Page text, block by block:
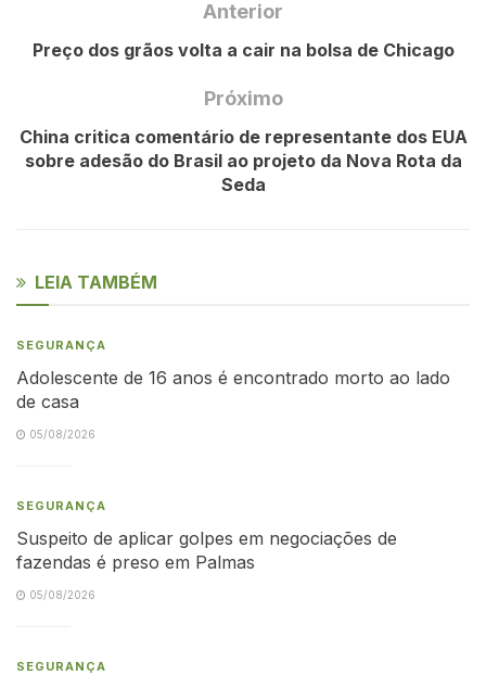
Anterior
Preço dos grãos volta a cair na bolsa de Chicago
Próximo
China critica comentário de representante dos EUA
sobre adesão do Brasil ao projeto da Nova Rota da
Seda
LEIA TAMBÉM
SEGURANÇA
Adolescente de 16 anos é encontrado morto ao lado
de casa
05/08/2026
SEGURANÇA
Suspeito de aplicar golpes em negociações de
fazendas é preso em Palmas
05/08/2026
SEGURANÇA